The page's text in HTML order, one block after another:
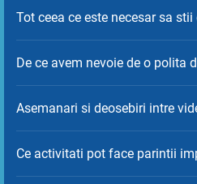
Tot ceea ce este necesar sa
De ce avem nevoie de o polita
Asemanari si deosebiri intre
Ce activitati pot face parintii